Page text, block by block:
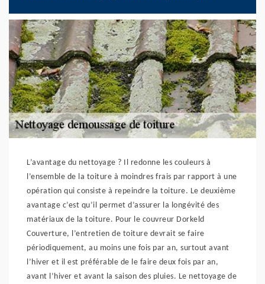
L’avantage du nettoyage ? Il redonne les couleurs à
l’ensemble de la toiture à moindres frais par rapport à une
opération qui consiste à repeindre la toiture. Le deuxième
avantage c’est qu’il permet d’assurer la longévité des
matériaux de la toiture. Pour le couvreur Dorkeld
Couverture, l’entretien de toiture devrait se faire
périodiquement, au moins une fois par an, surtout avant
l’hiver et il est préférable de le faire deux fois par an,
avant l’hiver et avant la saison des pluies. Le nettoyage de